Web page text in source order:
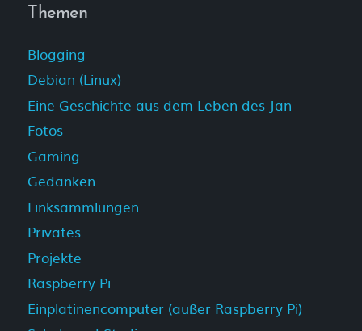
Themen
Blogging
Debian (Linux)
Eine Geschichte aus dem Leben des Jan
Fotos
Gaming
Gedanken
Linksammlungen
Privates
Projekte
Raspberry Pi
Einplatinencomputer (außer Raspberry Pi)